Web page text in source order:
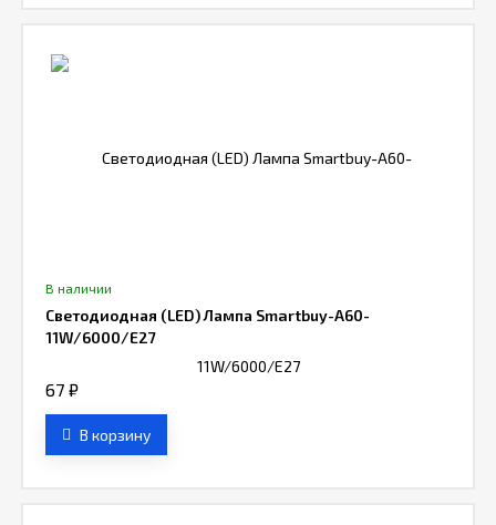
В наличии
Светодиодная (LED) Лампа Smartbuy-A60-
11W/6000/E27
67 ₽
В корзину